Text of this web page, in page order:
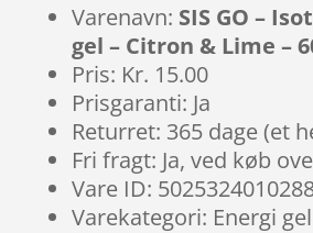
Varenavn: SIS GO –
gel – Citron & Lime –
Pris: Kr. 15.00
Prisgaranti: Ja
Returret: 365 dage (et
Fri fragt: Ja, ved køb
Vare ID:
Varekategori: Energi gel